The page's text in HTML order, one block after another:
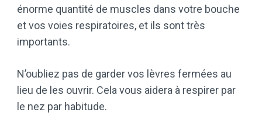
énorme quantité de muscles dans votre bouche
et vos voies respiratoires, et ils sont très
importants.
N’oubliez pas de garder vos lèvres fermées au
lieu de les ouvrir. Cela vous aidera à respirer par
le nez par habitude.